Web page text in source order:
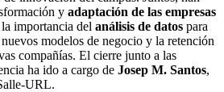
y adaptación de las empresas
la importancia del análisis de datos para
modelos de negocio y la retención
compañías. El cierre junto a las
ha ido a cargo de Josep M. Santos,
URL.